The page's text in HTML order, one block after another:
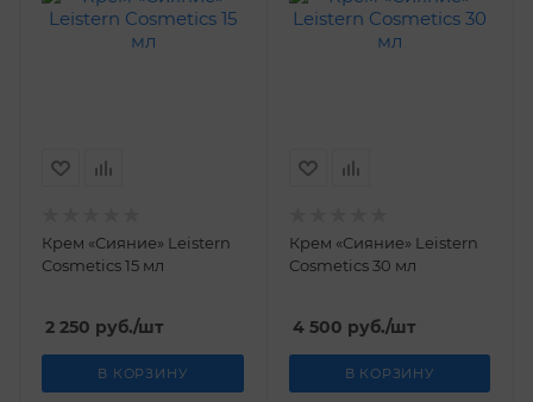
Крем «Сияние» Leistern
Cosmetics 15 мл
2 250 руб./шт
В КОРЗИНУ
Крем «Сияние» Leistern
Cosmetics 30 мл
4 500 руб./шт
В КОРЗИНУ